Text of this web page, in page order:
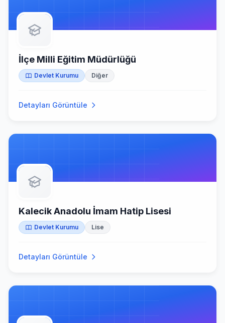
İlçe Milli Eğitim Müdürlüğü
Devlet Kurumu Diğer
Detayları Görüntüle
Kalecik Anadolu İmam Hatip Lisesi
Devlet Kurumu Lise
Detayları Görüntüle